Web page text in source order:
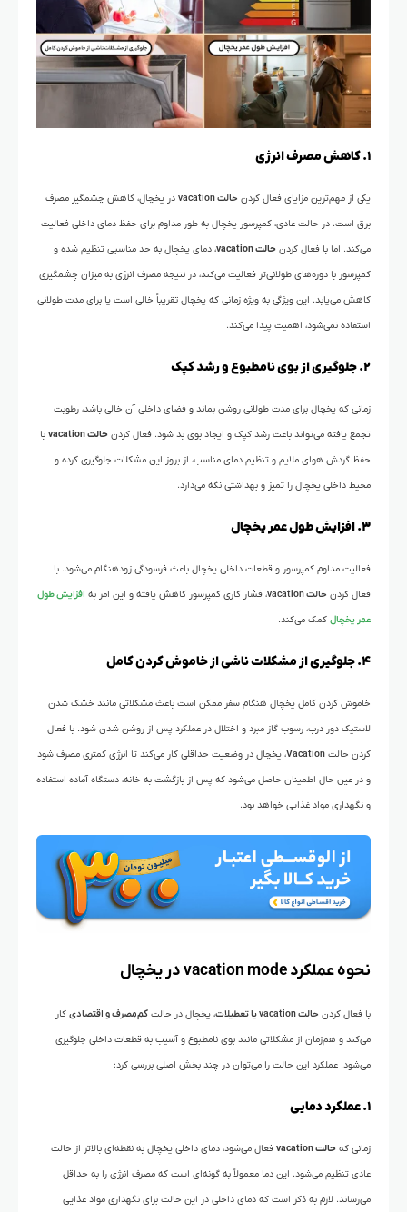
۱. کاهش مصرف انرژی
یکی از مهم‌ترین مزایای فعال کردن حالت vacation در یخچال، کاهش چشمگیر مصرف
برق است. در حالت عادی، کمپرسور یخچال به طور مداوم برای حفظ دمای داخلی فعالیت
می‌کند. اما با فعال کردن حالت vacation ، دمای یخچال به حد مناسبی تنظیم شده و
کمپرسور با دوره‌های طولانی‌تر فعالیت می‌کند، در نتیجه مصرف انرژی به میزان چشمگیری
کاهش می‌یابد. این ویژگی به ویژه زمانی که یخچال تقریباً خالی است یا برای مدت طولانی
استفاده نمی‌شود، اهمیت پیدا می‌کند.
۲. جلوگیری از بوی نامطبوع و رشد کپک
زمانی که یخچال برای مدت طولانی روشن بماند و فضای داخلی آن خالی باشد، رطوبت
تجمع یافته می‌تواند باعث رشد کپک و ایجاد بوی بد شود. فعال کردن حالت vacation با
حفظ گردش هوای ملایم و تنظیم دمای مناسب، از بروز این مشکلات جلوگیری کرده و
محیط داخلی یخچال را تمیز و بهداشتی نگه می‌دارد.
۳. افزایش طول عمر یخچال
فعالیت مداوم کمپرسور و قطعات داخلی یخچال باعث فرسودگی زودهنگام می‌شود. با
فعال کردن حالت vacation ، فشار کاری کمپرسور کاهش یافته و این امر به افزایش طول
عمر یخچال کمک می‌کند.
۴. جلوگیری از مشکلات ناشی از خاموش کردن کامل
خاموش کردن کامل یخچال هنگام سفر ممکن است باعث مشکلاتی مانند خشک شدن
لاستیک دور درب، رسوب گاز مبرد و اختلال در عملکرد پس از روشن شدن شود. با فعال
کردن حالت Vacation، یخچال در وضعیت حداقلی کار می‌کند تا انرژی کمتری مصرف شود
و در عین حال اطمینان حاصل می‌شود که پس از بازگشت به خانه، دستگاه آماده استفاده
و نگهداری مواد غذایی خواهد بود.
نحوه عملکردvacation modeدر یخچال
با فعال کردن حالت vacation یا تعطیلات ، یخچال در حالت کم‌مصرف و اقتصادی کار
می‌کند و هم‌زمان از مشکلاتی مانند بوی نامطبوع و آسیب به قطعات داخلی جلوگیری
می‌شود. عملکرد این حالت را می‌توان در چند بخش اصلی بررسی کرد:
۱. عملکرد دمایی
زمانی که حالت vacation فعال می‌شود، دمای داخلی یخچال به نقطه‌ای بالاتر از حالت
عادی تنظیم می‌شود. این دما معمولاً به گونه‌ای است که مصرف انرژی را به حداقل
می‌رساند. لازم به ذکر است که دمای داخلی در این حالت برای نگهداری مواد غذایی